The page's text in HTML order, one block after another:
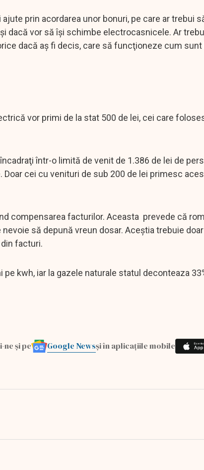
prin acordarea unor bonuri, pe care ar trebui
dacă vor să îşi schimbe electrocasnicele. Ar
dacă aş fi decis, care să funcţioneze cum sunt
vor primi de la stat 500 de lei, cei care
într-o limită de venit de 1.386 de lei de
cei cu venituri de sub 200 de lei primesc
compensarea facturilor. Aceasta prevede că
să depună vreun dosar. Aceştia trebuie
facturi.
kwh, iar la gazele naturale statul deconteaza
și pe Google Newsși în aplicațiile mobile